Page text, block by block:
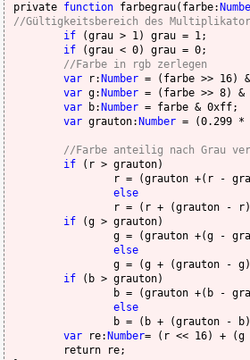
private function farbegrau(farbe:
//Gültigkeitsbereich des
if (grau > 1) grau = 1;
if (grau < 0) grau = 0;
//Farbe in rgb zerlegen
var
r: Number = (farbe >> 16)
var g: Number = (farbe >> 8)
var
b: Number = farbe & 0xff;
var grauton: Number = (0.299
//Farbe anteilig nach Grau
if (r > grauton)
else
if (g > grauton)
else
if (b > grauton)
else
var
re: Number= (r << 16) + (g